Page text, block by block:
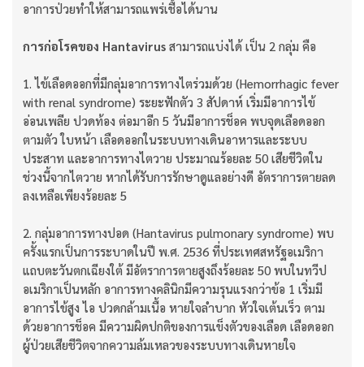
อาการป่วยทำให้สามารถแพร่เชื้อได้นาน
การก่อโรคของ Hantavirus สามารถแบ่งได้ เป็น 2 กลุ่ม คือ
1. ไข้เลือดออกที่มีกลุ่มอาการทางไตร่วมด้วย (Hemorrhagic fever
with renal syndrome) ระยะฟักตัว 3 สัปดาห์ เริ่มมีอาการไข้
อ่อนเพลีย ปวดท้อง ต่อมาอีก 5 วันมีอาการช็อค พบจุดเลือดออก
ตามตัว ใบหน้า เลือดออกในระบบทางเดินอาหารและระบบ
ประสาท และอาการทางไตวาย ประมาณร้อยละ 50 เสียชีวิตใน
ช่วงนี้จากไตวาย หากได้รับการรักษาดูแลอย่างดี อัตราการตายลด
ลงเหลือเพียงร้อยละ 5
2. กลุ่มอาการทางปอด (Hantavirus pulmonary syndrome) พบ
ครั้งแรกเป็นการระบาดในปี พ.ศ. 2536 ที่ประเทศสหรัฐอเมริกา
แถบตะวันตกเฉียงใต้ มีอัตราการตายสูงถึงร้อยละ 50 พบในทวีป
อเมริกาเป็นหลัก อาการทางคลินิกมีความรุนแรงกว่าข้อ 1 เริ่มมี
อาการไข้สูง ไอ ปวดกล้ามเนื้อ หายใจลำบาก หัวใจเต้นเร็ว ตาม
ด้วยอาการช็อค มีความผิดปกติของการแข็งตัวของเลือด เลือดออก
ผู้ป่วยเสียชีวิตจากความล้มเหลวของระบบทางเดินหายใจ